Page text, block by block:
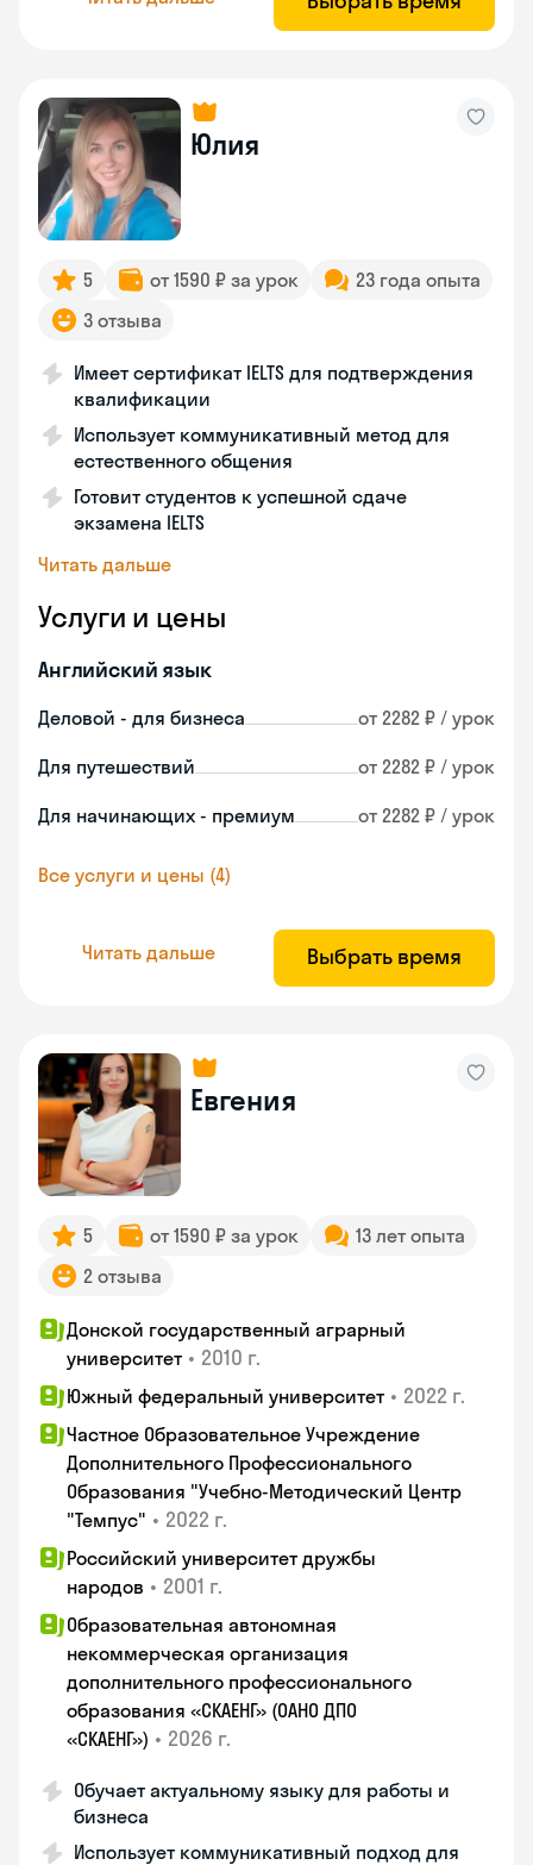
Юлия
5 от 1590 ₽ за урок
23 года опыта
3 отзыва
Имеет сертификат IELTS для подтверждения
квалификации
Использует коммуникативный метод для
естественного общения
Готовит студентов к успешной сдаче
экзамена IELTS
Читать дальше
Услуги и цены
Английский язык
Деловой - для бизнеса от 2282 ₽ / урок
Для путешествий от 2282 ₽ / урок
Для начинающих - премиум от 2282 ₽ / урок
Все услуги и цены (4)
Читать дальше Выбрать время
Евгения
5 от 1590 ₽ за урок
13 лет опыта
2 отзыва
Донской государственный аграрный
университет • 2010 г.
Южный федеральный университет • 2022 г.
Частное Образовательное Учреждение
Дополнительного Профессионального
Образования "Учебно-Методический Центр
"Темпус" • 2022 г.
Российский университет дружбы
народов • 2001 г.
Образовательная автономная
некоммерческая организация
дополнительного профессионального
образования «СКАЕНГ» (ОАНО ДПО
«СКАЕНГ») • 2026 г.
Обучает актуальному языку для работы и
бизнеса
Использует коммуникативный подход для